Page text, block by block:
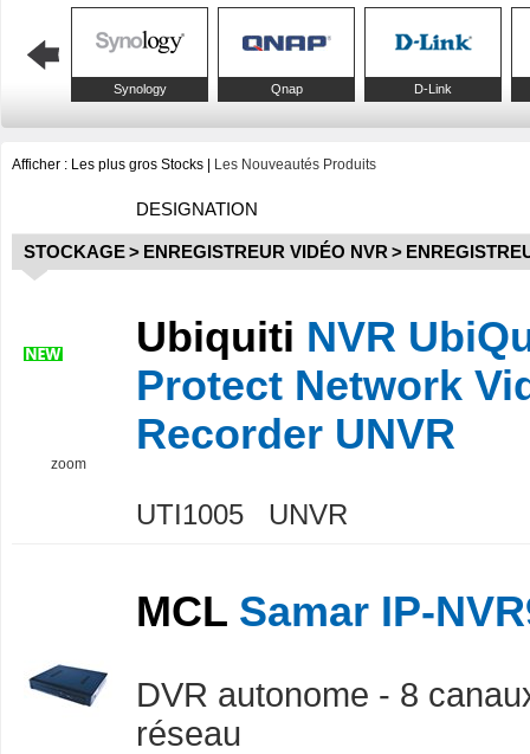
Synology Qnap D-Link
Afficher : Les plus gros Stocks Les Nouveautés Produits
DESIGNATION
STOCKAGE> ENREGISTREUR VIDÉO NVR >
zoom
Ubiquiti NVR
Protect Network
Recorder UNVR
UTI1005 UNVR
MCL Samar IP-
DVR autonome - 8
réseau